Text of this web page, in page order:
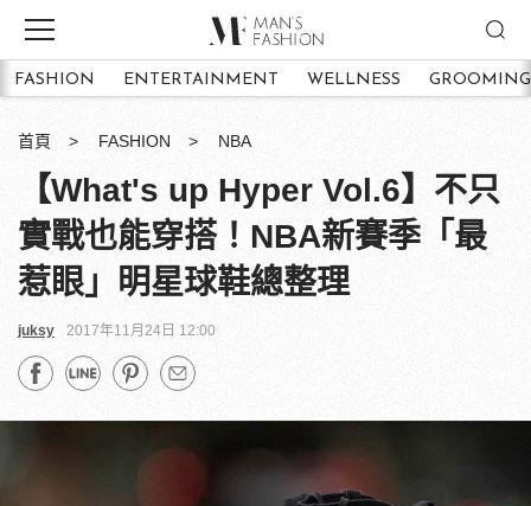
FASHION ENTERTAINMENT WELLNESS GROOMING
首頁 FASHION NBA
【What's up Hyper Vol.6】不只
實戰也能穿搭！NBA新賽季「最
惹眼」明星球鞋總整理
juksy 2017年11月24日 12:00